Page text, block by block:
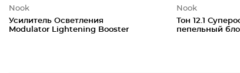
Nook
Усилитель Осветления
Modulator Lightening Booster
Nook
Тон 12.1
пепельный